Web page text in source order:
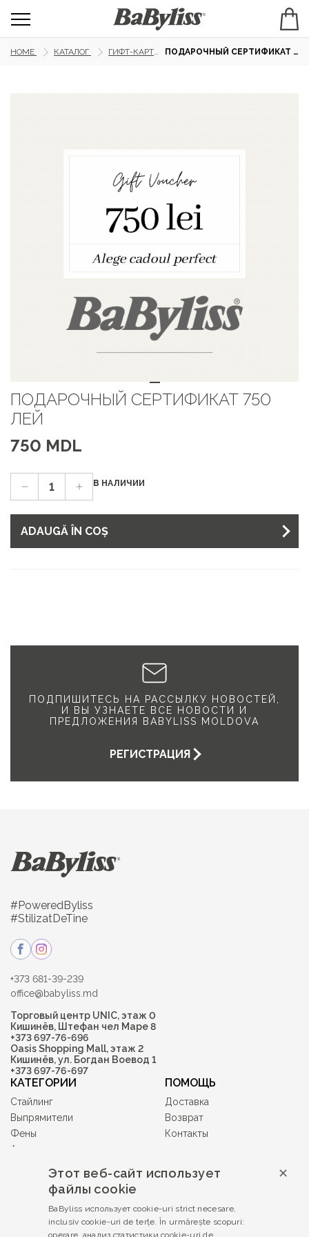
HOME КАТАЛОГ ГИФТ-КАРТЫ ПОДАРОЧНЫЙ СЕРТИФИКАТ 750 ЛЕЙ
ПОДАРОЧНЫЙ СЕРТИФИКАТ 750
ЛЕЙ
750 MDL
В НАЛИЧИИ
ADAUGĂ ÎN COȘ
ПОДПИШИТЕСЬ НА РАССЫЛКУ НОВОСТЕЙ,
И ВЫ УЗНАЕТЕ ВСЕ НОВОСТИ И
ПРЕДЛОЖЕНИЯ BABYLISS MOLDOVA
РЕГИСТРАЦИЯ
#PoweredByliss
#StilizatDeTine
+373 681-39-239
office@babyliss.md
Торговый центр UNIC, этаж 0
Кишинёв, Штефан чел Маре 8
+373 697-76-696
Oasis Shopping Mall, этаж 2
Кишинёв, ул. Богдан Воевод 1
+373 697-76-697
КАТЕГОРИИ
Стайлинг
Выпрямители
Фены
Аксессуары
Машинки и триммеры
Гифт-карты
Babyliss PRO
ПОМОЩЬ
Доставка
Возврат
Контакты
УСЛОВИЯ И
ПОЛОЖЕНИЯ
Этот веб-сайт использует
файлы cookie
BaByliss использует cookie-uri strict necesare,
inclusiv cookie-uri de terțe. În urmărește scopuri:
operare, анализ статистики cookie-uri de
✕